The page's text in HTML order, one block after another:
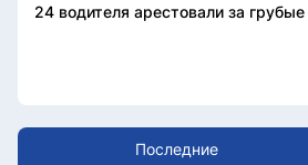
24 водителя арестовали за
Последние